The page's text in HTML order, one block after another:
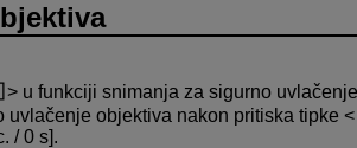
u funkciji snimanja za sigurno
uvlačenje objektiva nakon pritiska tipke
/ 0 s].